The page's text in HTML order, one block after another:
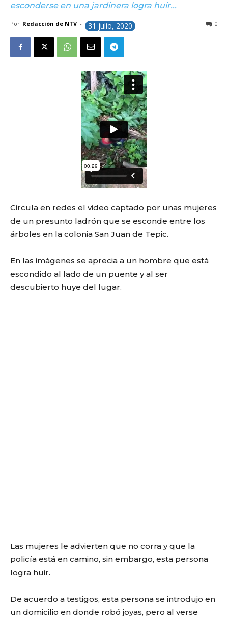
esconderse en una jardinera logra huir...
Por Redacción de NTV - 31 julio, 2020 0
Circula en redes el video captado por unas mujeres
de un presunto ladrón que se esconde entre los
árboles en la colonia San Juan de Tepic.
En las imágenes se aprecia a un hombre que está
escondido al lado de un puente y al ser
descubierto huye del lugar.
Las mujeres le advierten que no corra y que la
policía está en camino, sin embargo, esta persona
logra huir.
De acuerdo a testigos, esta persona se introdujo en
un domicilio en donde robó joyas, pero al verse